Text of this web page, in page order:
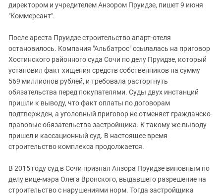
директором и учредителем Анзором Пруидзе, пишет 9 июня
"Коммерсант".
После ареста Пруидзе строительство апарт-отеля
остановилось. Компания "Альбатрос" ссылалась на приговор
Хостинского районного суда Сочи по делу Пруидзе, который
установил факт хищения средств собственников на сумму
569 миллионов рублей, и требовала расторгнуть
обязательства перед покупателями. Суды двух инстанций
пришли к выводу, что факт оплаты по договорам
подтвержден, а уголовный приговор не отменяет гражданско-
правовые обязательства застройщика. К такому же выводу
пришел и кассационный суд. В настоящее время
строительство комплекса продолжается.
В 2015 году суд в Сочи признал Анзора Пруидзе виновным по
делу вице-мэра Олега Вронского, выдавшего разрешение на
строительство с нарушениями норм. Тогда застройщика